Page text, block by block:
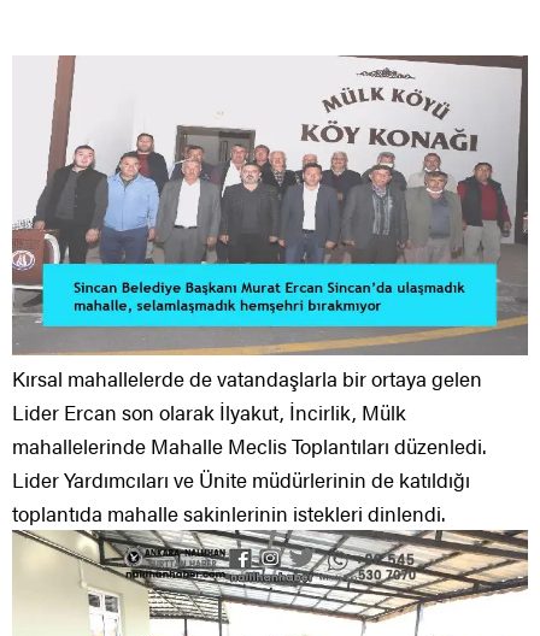
Kırsal mahallelerde de vatandaşlarla bir ortaya gelen
Lider Ercan son olarak İlyakut, İncirlik, Mülk
mahallelerinde Mahalle Meclis Toplantıları düzenledi.
Lider Yardımcıları ve Ünite müdürlerinin de katıldığı
toplantıda mahalle sakinlerinin istekleri dinlendi.